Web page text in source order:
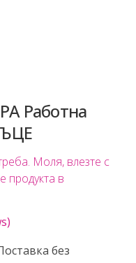
Работна
Моля, влезте с
продукта в
без